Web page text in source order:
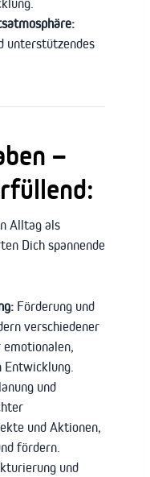
unterstützendes
–
Alltag als
Dich spannende
Förderung und
verschiedener
und
und Aktionen,
fördern.
und